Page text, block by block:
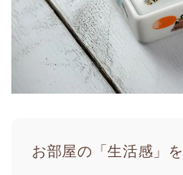
お部屋の「生活感」を